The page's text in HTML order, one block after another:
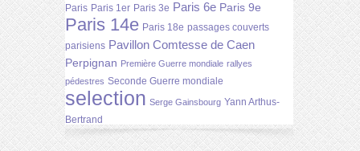
Paris Paris 1er Paris 3e Paris 6e Paris 9e
Paris 14e Paris 18e passages couverts
parisiens Pavillon Comtesse de Caen
Perpignan Première Guerre mondiale rallyes
pédestres Seconde Guerre mondiale
selection Serge Gainsbourg Yann Arthus-
Bertrand